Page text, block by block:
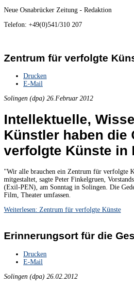
Neue Osnabrücker Zeitung - Redaktion
Telefon: +49(0)541/310 207
Zentrum für verfolgte
Drucken
E-Mail
Solingen (dpa) 26.Februar 2012
Intellektuelle,
Künstler haben die
verfolgte Künste in
"Wir alle brauchen ein Zentrum für verfolgte
mitgestaltet, sagte Peter Finkelgruen,
(Exil-PEN), am Sonntag in Solingen. Die
Film, Theater umfassen.
Weiterlesen: Zentrum für verfolgte Künste
Erinnerungsort für die
Drucken
E-Mail
Solingen (dpa) 26.02.2012